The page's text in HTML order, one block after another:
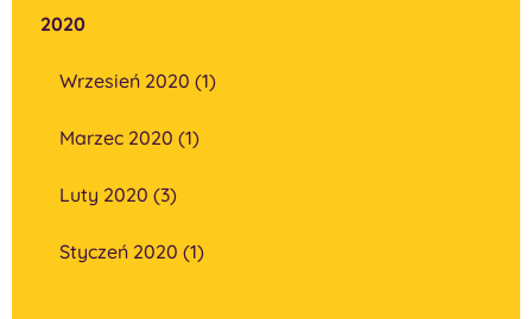
2020
Wrzesień 2020 (1)
Marzec 2020 (1)
Luty 2020 (3)
Styczeń 2020 (1)